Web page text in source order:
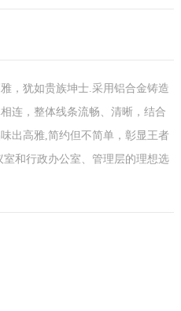
，犹如贵族坤士.采用铝合金铸造
连，整体线条流畅、清晰，结合
出高雅,简约但不简单，彰显王者
和行政办公室、管理层的理想选